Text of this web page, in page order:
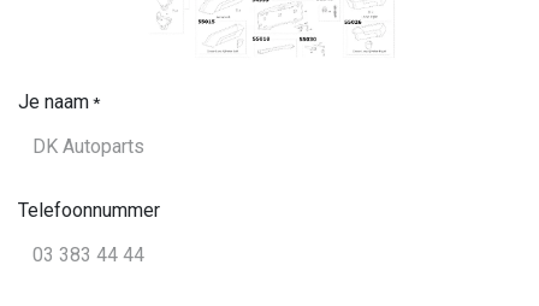
Je naam*
Telefoonnummer